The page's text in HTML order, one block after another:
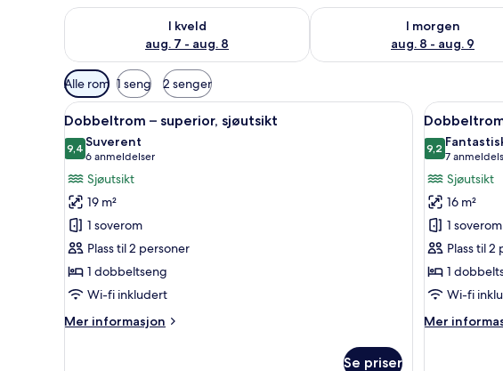
I kveld
aug. 7 - aug. 8
Sjekk tilgjengelighet for i kveld, aug. 7 - aug. 8
I morgen
aug. 8 - aug. 9
Sjekk tilgjengelighet for i
Tilgjengelige
filtre
for
rom
Alle rom 1 seng 2 senger
Åpne
alle
bildene
av
Dobbeltrom
–
superior,
sjøutsikt
Dobbeltrom – superior, sjøutsikt | Minibar, safe
8
Dobbeltrom – superior, sjøutsikt
9,49,4 av 10
Suverent
6 anmeldelser
(6
anmeldelser)
Sjøutsikt
19 m²
1 soverom
Plass til 2 personer
1 dobbeltseng
Wi-fi inkludert
Mer informasjon
Mer
Se priser
Åpne
alle
bildene
av
–
comfort,
sjøutsikt
7
9,29,2 av 10
7
(7
Sjøutsikt
16 m²
1 soverom
Plass til 2
1
Wi-fi
Mer
Mer